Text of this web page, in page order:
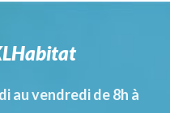
au vendredi de 8h à